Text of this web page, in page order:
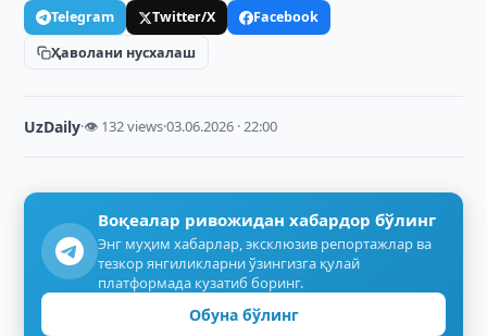
Telegram Twitter/X
Facebook
Ҳаволани нусхалаш
UzDaily·👁 132 views·03.06.2026 · 22:00
Воқеалар ривожидан хабардор бўлинг
Энг муҳим хабарлар, эксклюзив репортажлар ва
тезкор янгиликларни ўзингизга қулай
платформада кузатиб боринг.
Обуна бўлинг